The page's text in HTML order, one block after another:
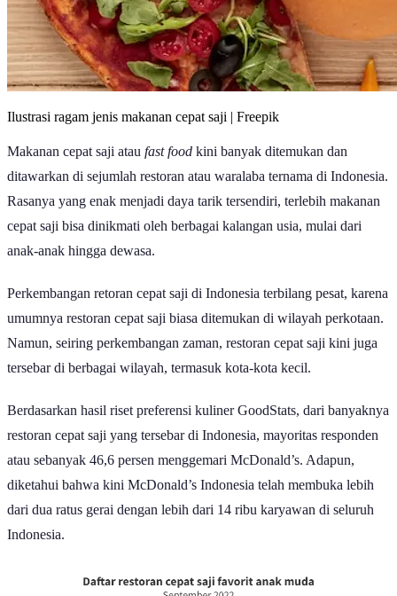
Ilustrasi ragam jenis makanan cepat saji | Freepik
Makanan cepat saji atau fast food kini banyak ditemukan dan
ditawarkan di sejumlah restoran atau waralaba ternama di Indonesia.
Rasanya yang enak menjadi daya tarik tersendiri, terlebih makanan
cepat saji bisa dinikmati oleh berbagai kalangan usia, mulai dari
anak-anak hingga dewasa.
Perkembangan retoran cepat saji di Indonesia terbilang pesat, karena
umumnya restoran cepat saji biasa ditemukan di wilayah perkotaan.
Namun, seiring perkembangan zaman, restoran cepat saji kini juga
tersebar di berbagai wilayah, termasuk kota-kota kecil.
Berdasarkan hasil riset preferensi kuliner GoodStats, dari banyaknya
restoran cepat saji yang tersebar di Indonesia, mayoritas responden
atau sebanyak 46,6 persen menggemari McDonald’s. Adapun,
diketahui bahwa kini McDonald’s Indonesia telah membuka lebih
dari dua ratus gerai dengan lebih dari 14 ribu karyawan di seluruh
Indonesia.